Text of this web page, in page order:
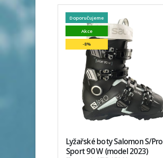
Doporučujeme
Akce
-8%
Lyžařské boty Salomon S/Pro
Sport 90 W (model 2023)